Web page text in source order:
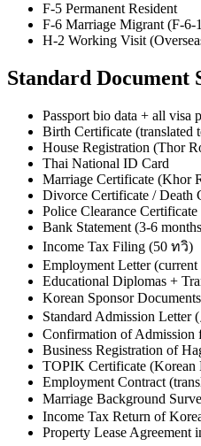
F-5 Permanent Resident
F-6 Marriage Migrant (F-6-
H-2 Working Visit
Standard Document
Passport bio data + all visa
Birth Certificate (translated
House Registration (Thor
Thai National ID Card
Marriage Certificate (Khor
Divorce Certificate / Death
Police Clearance
Bank Statement (3-6
Income Tax Filing (50 ทวิ)
Employment Letter
Educational Diplomas +
Korean Sponsor
Standard Admission
Confirmation of Admission
Business Registration of
TOPIK Certificate (Korean
Employment Contract
Marriage Background
Income Tax Return of
Property Lease Agreement